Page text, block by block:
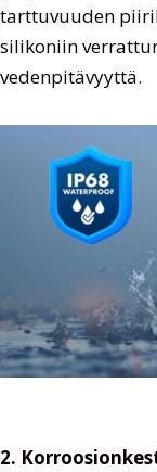
tarttuvuuden
silikoniin
vedenpitävyyttä.
2.